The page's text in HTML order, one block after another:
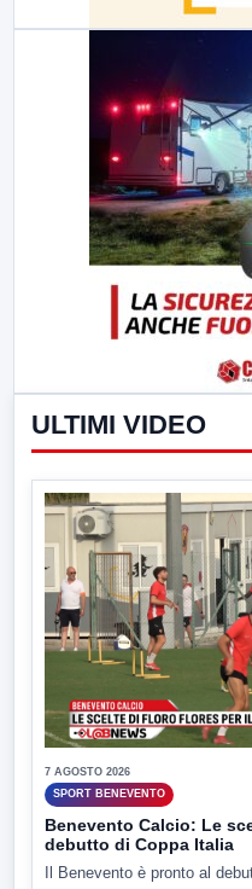
ULTIMI VIDEO
7 AGOSTO 2026
SPORT BENEVENTO
Benevento Calcio: Le
debutto di Coppa Italia
Il Benevento è pronto al